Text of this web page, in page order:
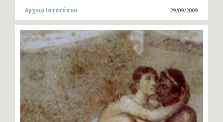
Αρχείο Ιστοτόπου 29/09/2009